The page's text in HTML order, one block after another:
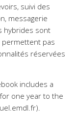
suivi des
messagerie
hybrides sont
permettent pas
réservées
includes a
one year to the